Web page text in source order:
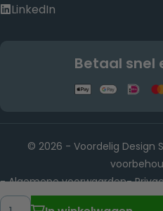
Hoeveelheid
LinkedIn
Betaal snel
© 2026 - Voordelig Design
- Algemene voorwaarden-
-Rietwijkeroordweg 22, 1432